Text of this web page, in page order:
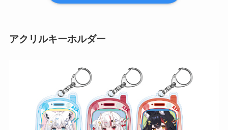
アクリルキーホルダー